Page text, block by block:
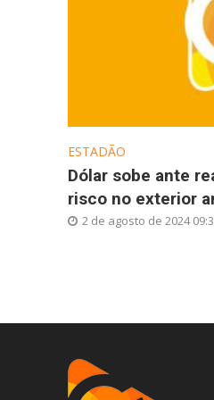
ESTADÃO
Dólar sobe ante
risco no exterior
2 de agosto de 2024